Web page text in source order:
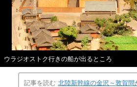
ウラジオストク行きの船が出るところ
記事を読む 北陸新幹線の金沢～敦賀間